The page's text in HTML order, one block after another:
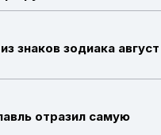
знаков зодиака август
отразил самую